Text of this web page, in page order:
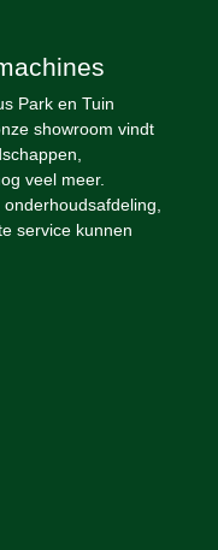
Park en Tuin
showroom vindt
veel meer.
service kunnen